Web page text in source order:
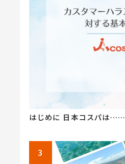
はじめに 日本コスパは……